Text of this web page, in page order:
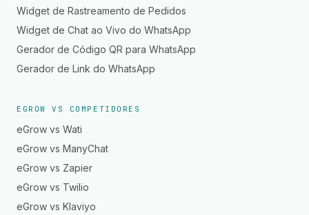
Widget de Rastreamento de Pedidos
Widget de Chat ao Vivo do WhatsApp
Gerador de Código QR para WhatsApp
Gerador de Link do WhatsApp
EGROW VS COMPETIDORES
eGrow vs Wati
eGrow vs ManyChat
eGrow vs Zapier
eGrow vs Twilio
eGrow vs Klaviyo